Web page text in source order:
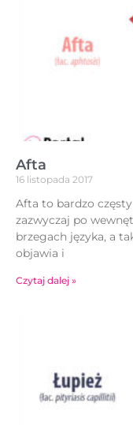
Afta
16 listopada 2017
Afta to bardzo
zazwyczaj po
brzegach języka, a
objawia i
Czytaj dalej »